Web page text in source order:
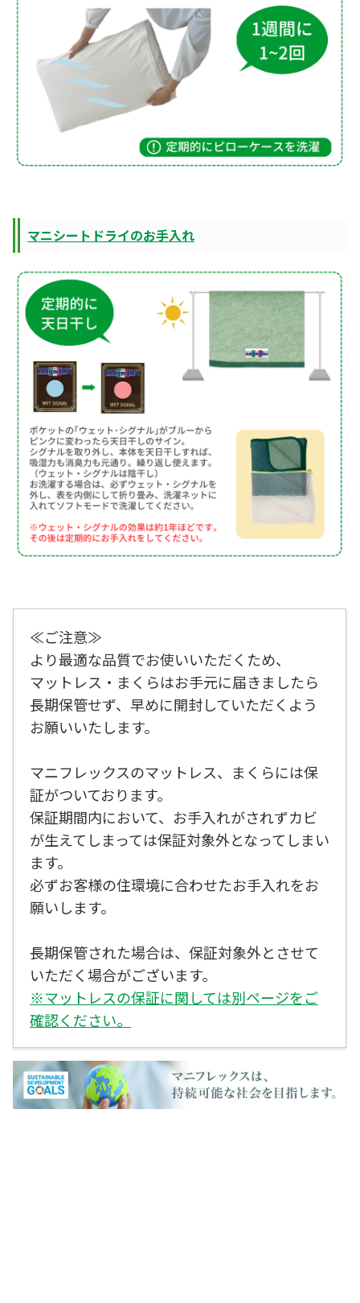
マニシートドライのお手入れ
≪ご注意≫
より最適な品質でお使いいただくため、
マットレス・まくらはお手元に届きましたら
長期保管せず、早めに開封していただくよう
お願いいたします。
マニフレックスのマットレス、まくらには保
証がついております。
保証期間内において、お手入れがされずカビ
が生えてしまっては保証対象外となってしまい
ます。
必ずお客様の住環境に合わせたお手入れをお
願いします。
長期保管された場合は、保証対象外とさせて
いただく場合がございます。
※マットレスの保証に関しては別ページをご
確認ください。